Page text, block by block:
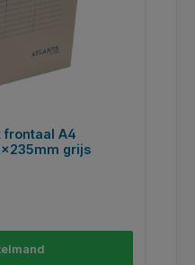
frontaal A4
grijs